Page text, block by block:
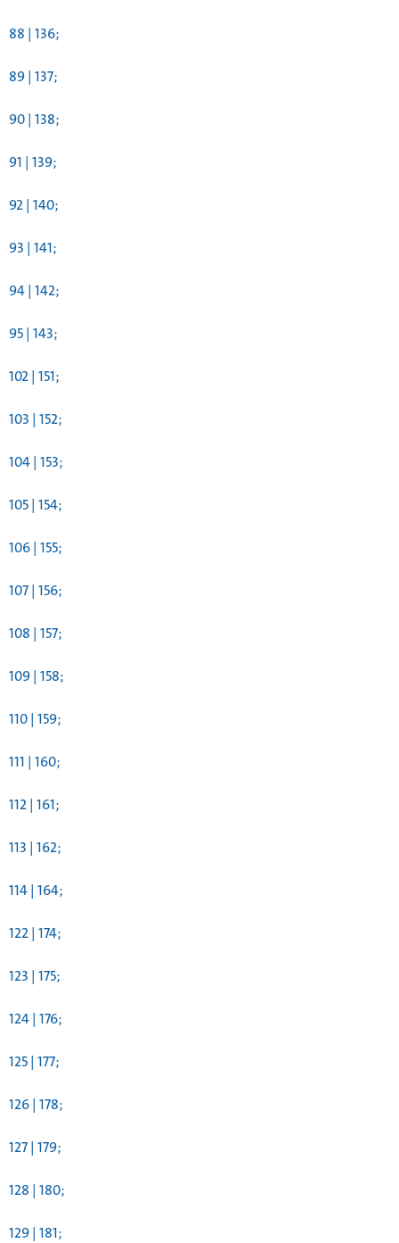
88 | 136;
89 | 137;
90 | 138;
91 | 139;
92 | 140;
93 | 141;
94 | 142;
95 | 143;
102 | 151;
103 | 152;
104 | 153;
105 | 154;
106 | 155;
107 | 156;
108 | 157;
109 | 158;
110 | 159;
111 | 160;
112 | 161;
113 | 162;
114 | 164;
122 | 174;
123 | 175;
124 | 176;
125 | 177;
126 | 178;
127 | 179;
128 | 180;
129 | 181;